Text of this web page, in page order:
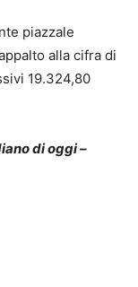
piazzale
alla cifra di
19.324,80
di oggi –